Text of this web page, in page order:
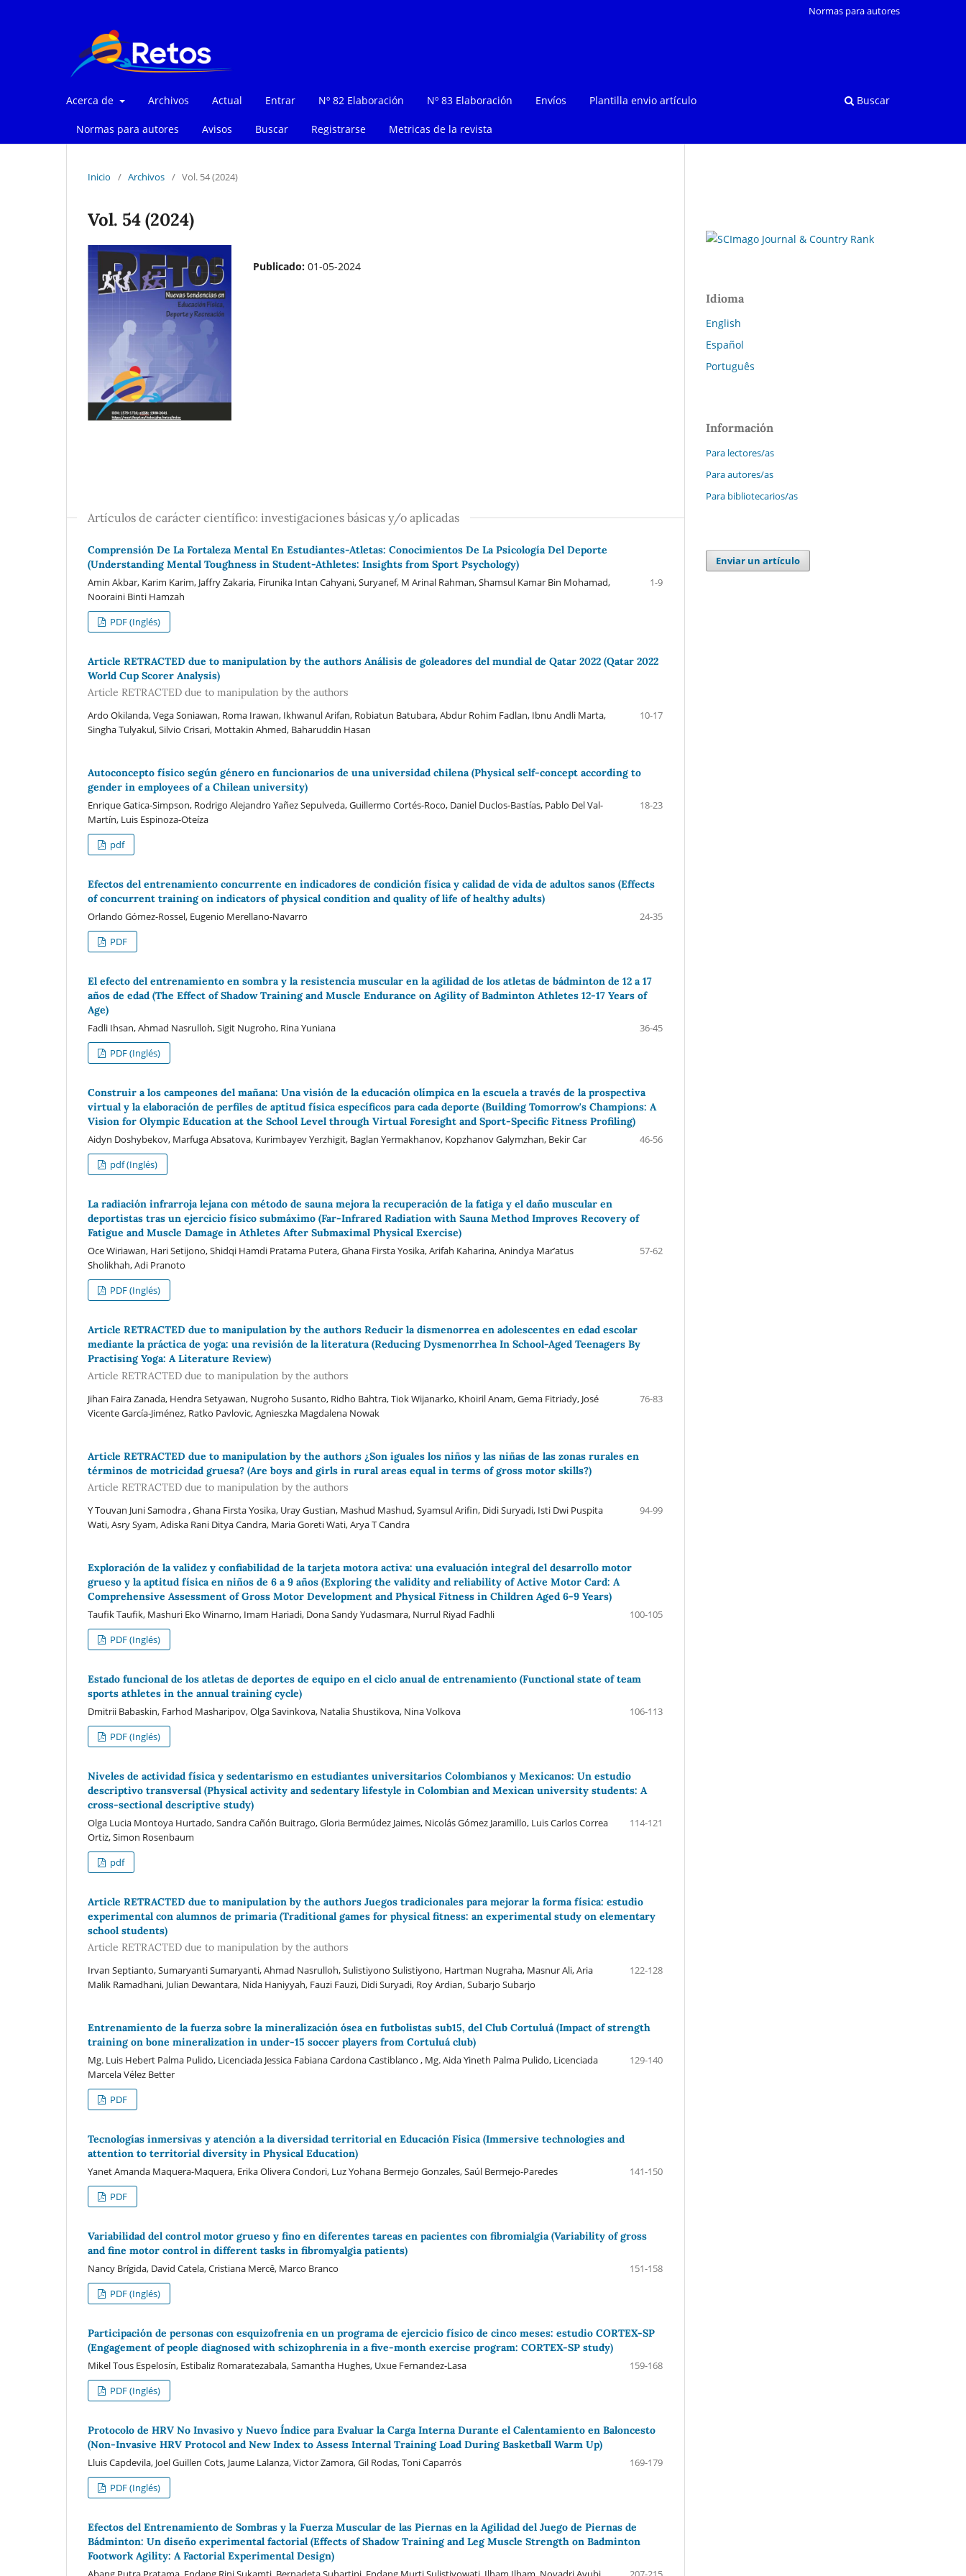
Acerca de Archivos Actual Entrar Nº 82 Elaboración Nº 83 Elaboración Envíos Plantilla envio artículo
Normas para autores Avisos Buscar Registrarse Metricas de la revista
Buscar
Normas para autores
Inicio / Archivos / Vol. 54 (2024)
Vol. 54 (2024)
Publicado: 01-05-2024
Artículos de carácter científico: investigaciones básicas y/o aplicadas
Comprensión De La Fortaleza Mental En Estudiantes-Atletas: Conocimientos De La Psicología Del Deporte
(Understanding Mental Toughness in Student-Athletes: Insights from Sport Psychology)
Amin Akbar, Karim Karim, Jaffry Zakaria, Firunika Intan Cahyani, Suryanef, M Arinal Rahman, Shamsul Kamar Bin Mohamad,
Nooraini Binti Hamzah
1-9
PDF (Inglés)
Article RETRACTED due to manipulation by the authors Análisis de goleadores del mundial de Qatar 2022 (Qatar 2022
World Cup Scorer Analysis)
Article RETRACTED due to manipulation by the authors
Ardo Okilanda, Vega Soniawan, Roma Irawan, Ikhwanul Arifan, Robiatun Batubara, Abdur Rohim Fadlan, Ibnu Andli Marta,
Singha Tulyakul, Silvio Crisari, Mottakin Ahmed, Baharuddin Hasan
10-17
Autoconcepto físico según género en funcionarios de una universidad chilena (Physical self-concept according to
gender in employees of a Chilean university)
Enrique Gatica-Simpson, Rodrigo Alejandro Yañez Sepulveda, Guillermo Cortés-Roco, Daniel Duclos-Bastías, Pablo Del Val-
Martín, Luis Espinoza-Oteíza
18-23
pdf
Efectos del entrenamiento concurrente en indicadores de condición física y calidad de vida de adultos sanos (Effects
of concurrent training on indicators of physical condition and quality of life of healthy adults)
Orlando Gómez-Rossel, Eugenio Merellano-Navarro
24-35
PDF
El efecto del entrenamiento en sombra y la resistencia muscular en la agilidad de los atletas de bádminton de 12 a 17
años de edad (The Effect of Shadow Training and Muscle Endurance on Agility of Badminton Athletes 12-17 Years of
Age)
Fadli Ihsan, Ahmad Nasrulloh, Sigit Nugroho, Rina Yuniana
36-45
PDF (Inglés)
Construir a los campeones del mañana: Una visión de la educación olímpica en la escuela a través de la prospectiva
virtual y la elaboración de perfiles de aptitud física específicos para cada deporte (Building Tomorrow's Champions: A
Vision for Olympic Education at the School Level through Virtual Foresight and Sport-Specific Fitness Profiling)
Aidyn Doshybekov, Marfuga Absatova, Kurimbayev Yerzhigit, Baglan Yermakhanov, Kopzhanov Galymzhan, Bekir Car
46-56
pdf (Inglés)
La radiación infrarroja lejana con método de sauna mejora la recuperación de la fatiga y el daño muscular en
deportistas tras un ejercicio físico submáximo (Far-Infrared Radiation with Sauna Method Improves Recovery of
Fatigue and Muscle Damage in Athletes After Submaximal Physical Exercise)
Oce Wiriawan, Hari Setijono, Shidqi Hamdi Pratama Putera, Ghana Firsta Yosika, Arifah Kaharina, Anindya Mar’atus
Sholikhah, Adi Pranoto
57-62
PDF (Inglés)
Article RETRACTED due to manipulation by the authors Reducir la dismenorrea en adolescentes en edad escolar
mediante la práctica de yoga: una revisión de la literatura (Reducing Dysmenorrhea In School-Aged Teenagers By
Practising Yoga: A Literature Review)
Article RETRACTED due to manipulation by the authors
Jihan Faira Zanada, Hendra Setyawan, Nugroho Susanto, Ridho Bahtra, Tiok Wijanarko, Khoiril Anam, Gema Fitriady, José
Vicente García-Jiménez, Ratko Pavlovic, Agnieszka Magdalena Nowak
76-83
Article RETRACTED due to manipulation by the authors ¿Son iguales los niños y las niñas de las zonas rurales en
términos de motricidad gruesa? (Are boys and girls in rural areas equal in terms of gross motor skills?)
Article RETRACTED due to manipulation by the authors
Y Touvan Juni Samodra , Ghana Firsta Yosika, Uray Gustian, Mashud Mashud, Syamsul Arifin, Didi Suryadi, Isti Dwi Puspita
Wati, Asry Syam, Adiska Rani Ditya Candra, Maria Goreti Wati, Arya T Candra
94-99
Exploración de la validez y confiabilidad de la tarjeta motora activa: una evaluación integral del desarrollo motor
grueso y la aptitud física en niños de 6 a 9 años (Exploring the validity and reliability of Active Motor Card: A
Comprehensive Assessment of Gross Motor Development and Physical Fitness in Children Aged 6-9 Years)
Taufik Taufik, Mashuri Eko Winarno, Imam Hariadi, Dona Sandy Yudasmara, Nurrul Riyad Fadhli
100-105
PDF (Inglés)
Estado funcional de los atletas de deportes de equipo en el ciclo anual de entrenamiento (Functional state of team
sports athletes in the annual training cycle)
Dmitrii Babaskin, Farhod Masharipov, Olga Savinkova, Natalia Shustikova, Nina Volkova
106-113
PDF (Inglés)
Niveles de actividad física y sedentarismo en estudiantes universitarios Colombianos y Mexicanos: Un estudio
descriptivo transversal (Physical activity and sedentary lifestyle in Colombian and Mexican university students: A
cross-sectional descriptive study)
Olga Lucia Montoya Hurtado, Sandra Cañón Buitrago, Gloria Bermúdez Jaimes, Nicolás Gómez Jaramillo, Luis Carlos Correa
Ortiz, Simon Rosenbaum
114-121
pdf
Article RETRACTED due to manipulation by the authors Juegos tradicionales para mejorar la forma física: estudio
experimental con alumnos de primaria (Traditional games for physical fitness: an experimental study on elementary
school students)
Article RETRACTED due to manipulation by the authors
Irvan Septianto, Sumaryanti Sumaryanti, Ahmad Nasrulloh, Sulistiyono Sulistiyono, Hartman Nugraha, Masnur Ali, Aria
Malik Ramadhani, Julian Dewantara, Nida Haniyyah, Fauzi Fauzi, Didi Suryadi, Roy Ardian, Subarjo Subarjo
122-128
Entrenamiento de la fuerza sobre la mineralización ósea en futbolistas sub15, del Club Cortuluá (Impact of strength
training on bone mineralization in under-15 soccer players from Cortuluá club)
Mg. Luis Hebert Palma Pulido, Licenciada Jessica Fabiana Cardona Castiblanco , Mg. Aida Yineth Palma Pulido, Licenciada
Marcela Vélez Better
129-140
PDF
Tecnologías inmersivas y atención a la diversidad territorial en Educación Física (Immersive technologies and
attention to territorial diversity in Physical Education)
Yanet Amanda Maquera-Maquera, Erika Olivera Condori, Luz Yohana Bermejo Gonzales, Saúl Bermejo-Paredes
141-150
PDF
Variabilidad del control motor grueso y fino en diferentes tareas en pacientes con fibromialgia (Variability of gross
and fine motor control in different tasks in fibromyalgia patients)
Nancy Brígida, David Catela, Cristiana Mercê, Marco Branco
151-158
PDF (Inglés)
Participación de personas con esquizofrenia en un programa de ejercicio físico de cinco meses: estudio CORTEX-SP
(Engagement of people diagnosed with schizophrenia in a five-month exercise program: CORTEX-SP study)
Mikel Tous Espelosín, Estibaliz Romaratezabala, Samantha Hughes, Uxue Fernandez-Lasa
159-168
PDF (Inglés)
Protocolo de HRV No Invasivo y Nuevo Índice para Evaluar la Carga Interna Durante el Calentamiento en Baloncesto
(Non-Invasive HRV Protocol and New Index to Assess Internal Training Load During Basketball Warm Up)
Lluis Capdevila, Joel Guillen Cots, Jaume Lalanza, Victor Zamora, Gil Rodas, Toni Caparrós
169-179
PDF (Inglés)
Efectos del Entrenamiento de Sombras y la Fuerza Muscular de las Piernas en la Agilidad del Juego de Piernas de
Bádminton: Un diseño experimental factorial (Effects of Shadow Training and Leg Muscle Strength on Badminton
Footwork Agility: A Factorial Experimental Design)
Idioma
English
Español
Português
Información
Para lectores/as
Para autores/as
Para bibliotecarios/as
Enviar un artículo